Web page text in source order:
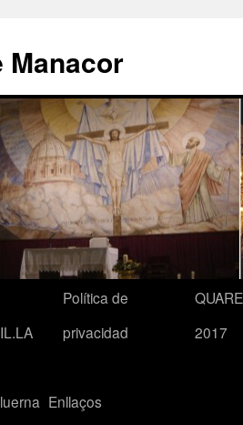
Manacor
Política de
privacidad
2017
Enllaços